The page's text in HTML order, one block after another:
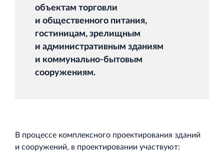
объектам торговли
и общественного питания,
гостиницам, зрелищным
и административным зданиям
и коммунально‐бытовым
сооружениям.
В процессе комплексного проектирования зданий
и сооружений, в проектировании участвуют: